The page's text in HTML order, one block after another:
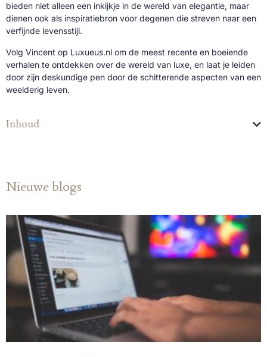
bieden niet alleen een inkijkje in de wereld van elegantie, maar
dienen ook als inspiratiebron voor degenen die streven naar een
verfijnde levensstijl.
Volg Vincent op Luxueus.nl om de meest recente en boeiende
verhalen te ontdekken over de wereld van luxe, en laat je leiden
door zijn deskundige pen door de schitterende aspecten van een
weelderig leven.
Inhoud
Nieuwe blogs